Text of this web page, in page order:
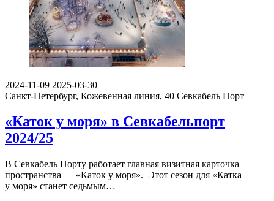
2024-11-09 2025-03-30
Санкт-Петербург, Кожевенная линия, 40 Севкабель Порт
«Каток у моря» в Севкабельпорт
2024/25
В Севкабель Порту работает главная визитная карточка
пространства — «Каток у моря». Этот сезон для «Катка
у моря» станет седьмым…